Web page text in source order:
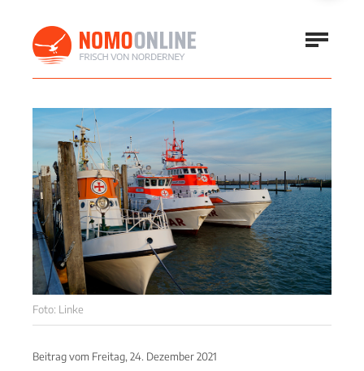
Foto: Linke
Beitrag vom Freitag, 24. Dezember 2021